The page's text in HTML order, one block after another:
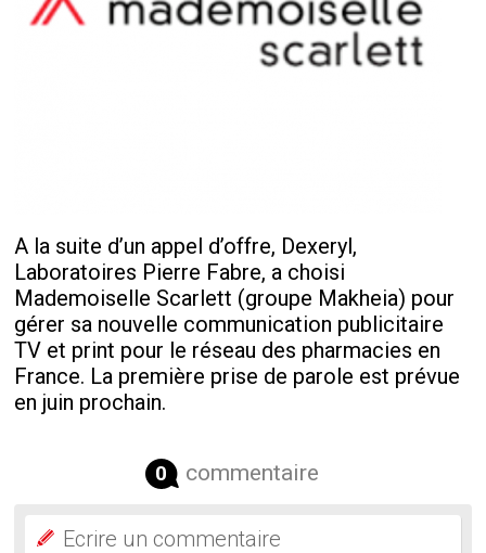
A la suite d’un appel d’offre, Dexeryl,
Laboratoires Pierre Fabre, a choisi
Mademoiselle Scarlett (groupe Makheia) pour
gérer sa nouvelle communication publicitaire
TV et print pour le réseau des pharmacies en
France. La première prise de parole est prévue
en juin prochain.
0 commentaire
Ecrire un commentaire